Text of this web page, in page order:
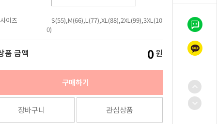
이즈
S(55),M(66),L(77),XL(88),2XL(99),3XL(10
0)
품 금액 0 원
구매하기
장바구니 관심상품